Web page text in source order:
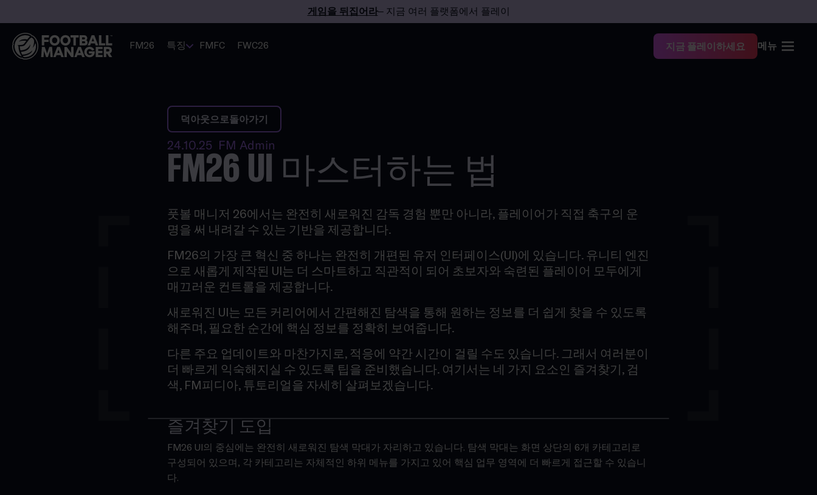
게임을 뒤집어라– 지금 여러 플랫폼에서 플레이
FM26 특징 FMFC FWC26 지금 플레이하세요 메뉴
덕아웃으로돌아가기
24.10.25 FM Admin
FM26 UI 마스터하는 법
풋볼 매니저 26에서는 완전히 새로워진 감독 경험 뿐만 아니라, 플레이어가 직접 축구의 운
명을 써 내려갈 수 있는 기반을 제공합니다.
FM26의 가장 큰 혁신 중 하나는 완전히 개편된 유저 인터페이스(UI)에 있습니다. 유니티 엔진
으로 새롭게 제작된 UI는 더 스마트하고 직관적이 되어 초보자와 숙련된 플레이어 모두에게
매끄러운 컨트롤을 제공합니다.
새로워진 UI는 모든 커리어에서 간편해진 탐색을 통해 원하는 정보를 더 쉽게 찾을 수 있도록
해주며, 필요한 순간에 핵심 정보를 정확히 보여줍니다.
다른 주요 업데이트와 마찬가지로, 적응에 약간 시간이 걸릴 수도 있습니다. 그래서 여러분이
더 빠르게 익숙해지실 수 있도록 팁을 준비했습니다. 여기서는 네 가지 요소인 즐겨찾기, 검
색, FM피디아, 튜토리얼을 자세히 살펴보겠습니다.
즐겨찾기 도입
FM26 UI의 중심에는 완전히 새로워진 탐색 막대가 자리하고 있습니다. 탐색 막대는 화면 상단의 6개 카테고리로
구성되어 있으며, 각 카테고리는 자체적인 하위 메뉴를 가지고 있어 핵심 업무 영역에 더 빠르게 접근할 수 있습니
다.